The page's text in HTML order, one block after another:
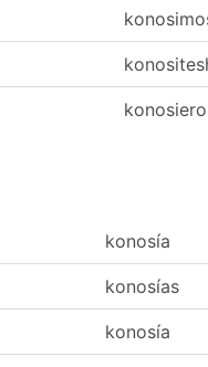
konosía
konosías
konosía